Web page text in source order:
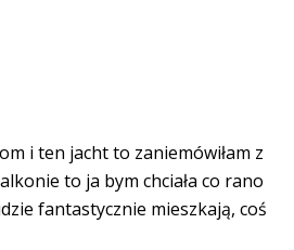
i ten jacht to zaniemówiłam z
to ja bym chciała co rano
fantastycznie mieszkają, coś